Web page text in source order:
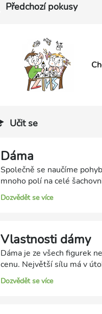
Předchozí pokusy
Učit se
Dáma
Společně se naučíme
mnoho polí na celé
Dozvědět se více
Vlastnosti dámy
Dáma je ze všech figurek
cenu. Největší sílu má v
Dozvědět se více